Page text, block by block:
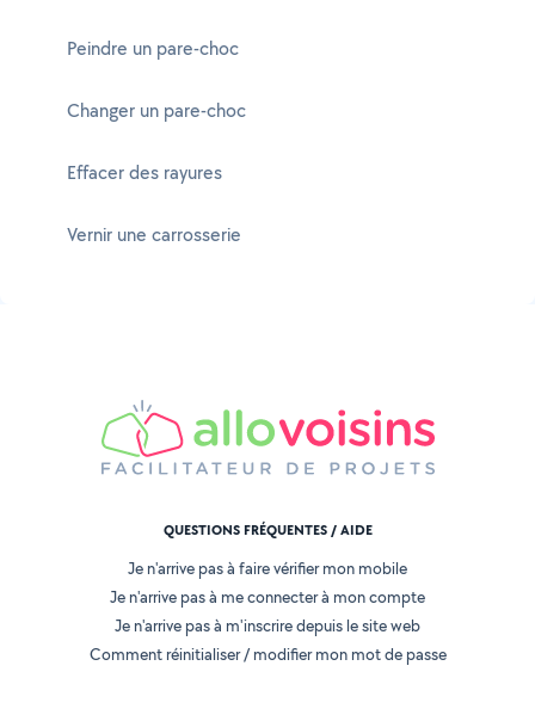
Peindre un pare-choc
Changer un pare-choc
Effacer des rayures
Vernir une carrosserie
QUESTIONS FRÉQUENTES / AIDE
Je n'arrive pas à faire vérifier mon mobile
Je n'arrive pas à me connecter à mon compte
Je n'arrive pas à m'inscrire depuis le site web
Comment réinitialiser / modifier mon mot de passe